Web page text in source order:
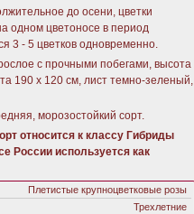
до осени, цветки
одном цветоносе в период
3 - 5 цветков одновременно.
с прочными побегами, высота
190 х 120 см, лист темно-зеленый,
морозостойкий сорт.
относится к классу Гибриды
России используется как
Плетистые крупноцветковые розы
Трехлетние